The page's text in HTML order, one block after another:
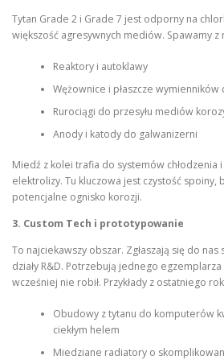
Tytan Grade 2 i Grade 7 jest odporny na
większość agresywnych mediów. Spawamy z
Reaktory i autoklawy
Wężownice i płaszcze wymienników
Rurociągi do przesyłu mediów
Anody i katody do galwanizerni
Miedź z kolei trafia do systemów chłodzenia
elektrolizy. Tu kluczowa jest czystość spoiny,
potencjalne ognisko korozji.
3. Custom Tech i prototypowanie
To najciekawszy obszar. Zgłaszają się do
działy R&D. Potrzebują jednego
wcześniej nie robił. Przykłady z ostatniego
Obudowy z tytanu do komputerów
ciekłym helem
Miedziane radiatory o